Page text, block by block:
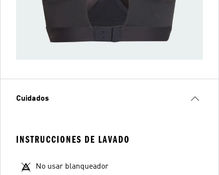
Cuidados
INSTRUCCIONES DE LAVADO
No usar blanqueador